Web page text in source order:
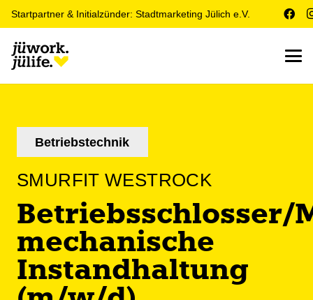
Startpartner & Initialzünder: Stadtmarketing Jülich e.V.
Betriebstechnik
SMURFIT WESTROCK
Betriebsschlosser/
mechanische
Instandhaltung